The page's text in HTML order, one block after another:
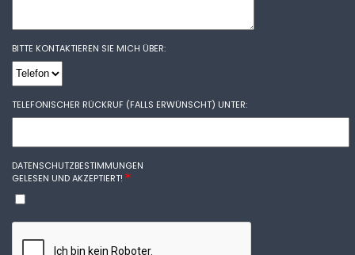
BITTE KONTAKTIEREN SIE MICH ÜBER:
TELEFONISCHER RÜCKRUF (FALLS ERWÜNSCHT) UNTER:
DATENSCHUTZBESTIMMUNGEN
GELESEN UND AKZEPTIERT!